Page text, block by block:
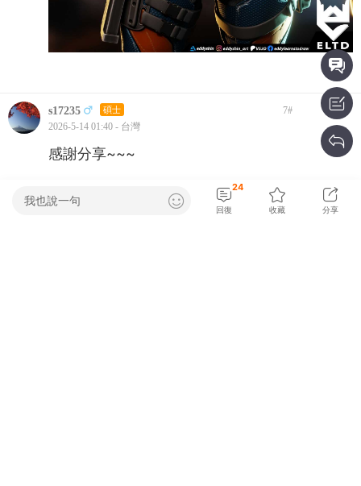
s17235 碩士 7#
2026-5-14 01:40 - 台灣
感謝分享~~~
wind555 8
我也說一句
回復
24
收藏 分享